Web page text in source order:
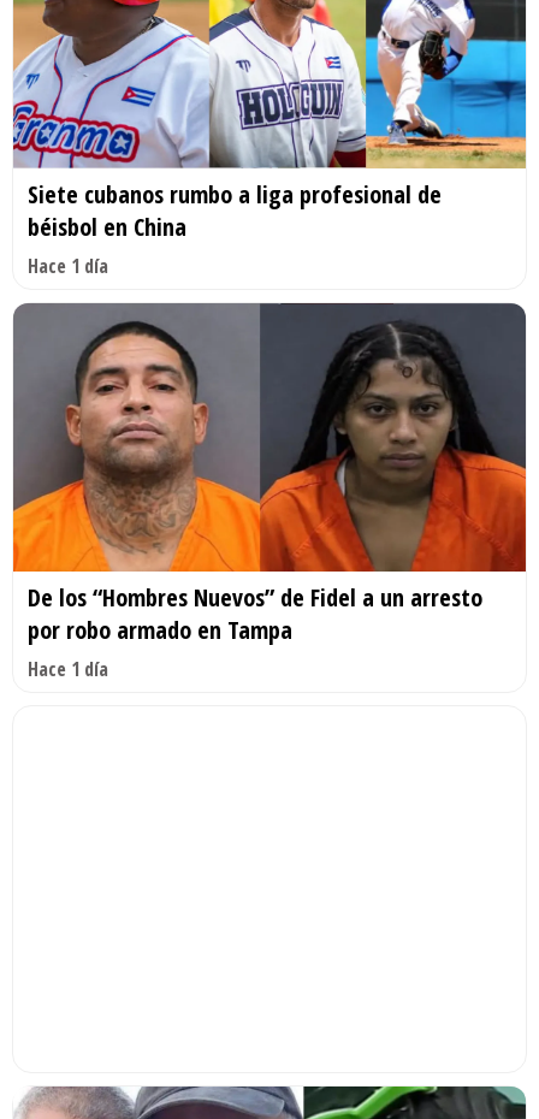
Siete cubanos rumbo a liga profesional de
béisbol en China
Hace 1 día
De los “Hombres Nuevos” de Fidel a un arresto
por robo armado en Tampa
Hace 1 día